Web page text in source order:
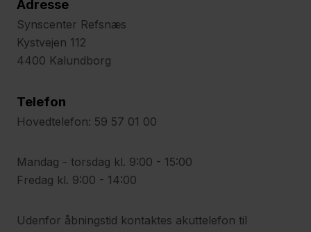
Adresse
Synscenter Refsnæs
Kystvejen 112
4400 Kalundborg
Telefon
Hovedtelefon: 59 57 01 00
Mandag - torsdag kl. 9:00 - 15:00
Fredag kl. 9:00 - 14:00
Udenfor åbningstid kontaktes akuttelefon til